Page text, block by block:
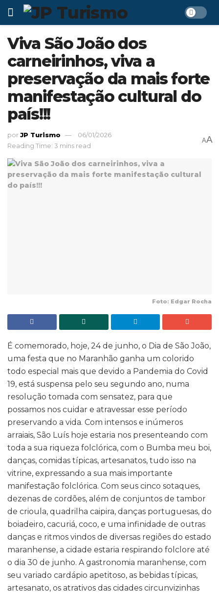
Viva São João dos
carneirinhos, viva a
preservação da mais forte
manifestação cultural do
país!!!
porJP Turismo
06/01/2026
Reading Time: 3 mins read
AA
Foto: Edgar Rocha
É comemorado, hoje, 24 de junho, o Dia de São João,
uma festa que no Maranhão ganha um colorido
todo especial mais que devido a Pandemia do Covid
19, está suspensa pelo seu segundo ano, numa
resolução tomada com sensatez, para que
possamos nos cuidar e atravessar esse período
preservando a vida. Com intensos e inúmeros
arraiais, São Luís hoje estaria nos presenteando com
toda a sua riqueza folclórica, com o Bumba meu boi,
danças, comidas típicas, artesanatos, tudo isso na
vitrine, expressando a sua mais importante
manifestação folclórica. Com seus cinco sotaques,
dezenas de cordões, além de conjuntos de tambor
de crioula, quadrilha caipira, danças portuguesas, do
boiadeiro, cacuriá, coco, e uma infinidade de outras
danças e ritmos vindos de diversas regiões do estado
maranhense, a cidade estaria respirando folclore até
o dia 30 de junho. A gastronomia maranhense, com
seu variado cardápio apetitoso, as bebidas típicas,
artesanato, os atrativos das cidades circunvizinhas